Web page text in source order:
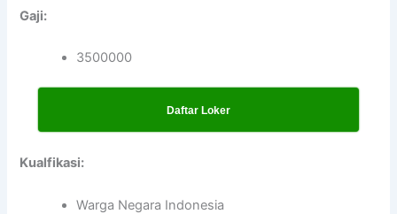
Gaji:
3500000
Daftar Loker
Kualfikasi:
Warga Negara Indonesia